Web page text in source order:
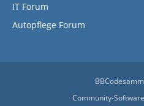
IT Forum
Autopflege Forum
Community-